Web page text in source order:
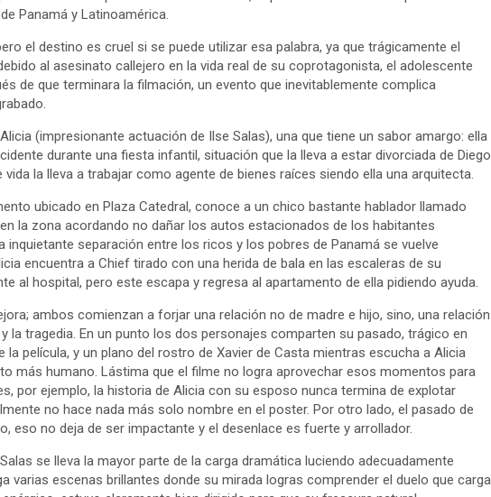
Panamá y Latinoamérica.
el destino es cruel si se puede utilizar esa palabra, ya que trágicamente el
al asesinato callejero en la vida real de su coprotagonista, el adolescente
de que terminara la filmación, un evento que inevitablemente complica
(impresionante actuación de Ilse Salas), una que tiene un sabor amargo: ella
durante una fiesta infantil, situación que la lleva a estar divorciada de Diego
la lleva a trabajar como agente de bienes raíces siendo ella una arquitecta.
ubicado en Plaza Catedral, conoce a un chico bastante hablador llamado
la zona acordando no dañar los autos estacionados de los habitantes
inquietante separación entre los ricos y los pobres de Panamá se vuelve
encuentra a Chief tirado con una herida de bala en las escaleras de su
al hospital, pero este escapa y regresa al apartamento de ella pidiendo ayuda.
ambos comienzan a forjar una relación no de madre e hijo, sino, una relación
la tragedia. En un punto los dos personajes comparten su pasado, trágico en
película, y un plano del rostro de Xavier de Casta mientras escucha a Alicia
más humano. Lástima que el filme no logra aprovechar esos momentos para
por ejemplo, la historia de Alicia con su esposo nunca termina de explotar
no hace nada más solo nombre en el poster. Por otro lado, el pasado de
eso no deja de ser impactante y el desenlace es fuerte y arrollador.
se lleva la mayor parte de la carga dramática luciendo adecuadamente
varias escenas brillantes donde su mirada logras comprender el duelo que carga